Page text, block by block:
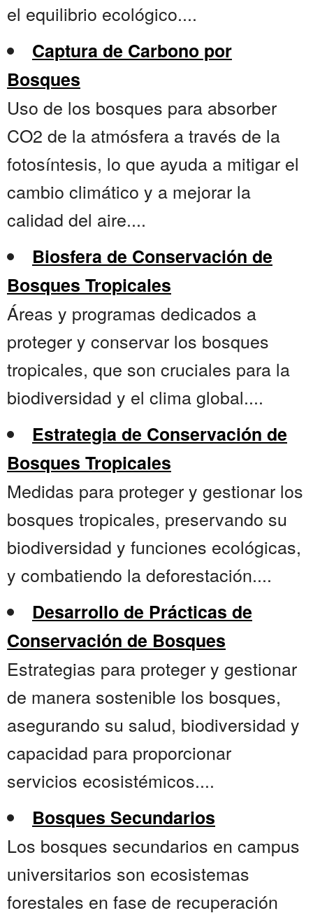
el equilibrio ecológico....
Captura de Carbono por
Bosques
Uso de los bosques para absorber
CO2 de la atmósfera a través de la
fotosíntesis, lo que ayuda a mitigar el
cambio climático y a mejorar la
calidad del aire....
Biosfera de Conservación de
Bosques Tropicales
Áreas y programas dedicados a
proteger y conservar los bosques
tropicales, que son cruciales para la
biodiversidad y el clima global....
Estrategia de Conservación de
Bosques Tropicales
Medidas para proteger y gestionar los
bosques tropicales, preservando su
biodiversidad y funciones ecológicas,
y combatiendo la deforestación....
Desarrollo de Prácticas de
Conservación de Bosques
Estrategias para proteger y gestionar
de manera sostenible los bosques,
asegurando su salud, biodiversidad y
capacidad para proporcionar
servicios ecosistémicos....
Bosques Secundarios
Los bosques secundarios en campus
universitarios son ecosistemas
forestales en fase de recuperación